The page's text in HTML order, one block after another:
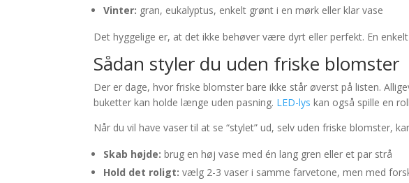
Vinter: gran, eukalyptus, enkelt grønt i en mørk eller klar vase
Det hyggelige er, at det ikke behøver være dyrt eller perfekt. En
Sådan styler du uden friske blomster
Der er dage, hvor friske blomster bare ikke står øverst på listen.
buketter kan holde længe uden pasning. LED-lys kan også spille en
Når du vil have vaser til at se “stylet” ud, selv uden friske blomster,
Skab højde: brug en høj vase med én lang gren eller et par strå
Hold det roligt: vælg 2-3 vaser i samme farvetone, men med